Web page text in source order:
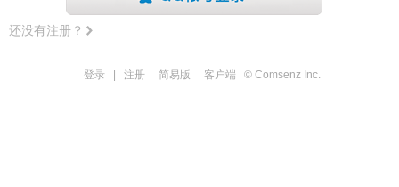
还没有注册？
登录 注册 简易版 客户端 © Comsenz Inc.